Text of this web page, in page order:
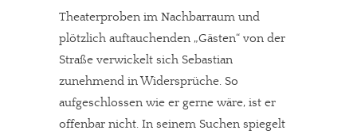
Theaterproben im Nachbarraum und
plötzlich auftauchenden „Gästen“ von der
Straße verwickelt sich Sebastian
zunehmend in Widersprüche. So
aufgeschlossen wie er gerne wäre, ist er
offenbar nicht. In seinem Suchen spiegelt